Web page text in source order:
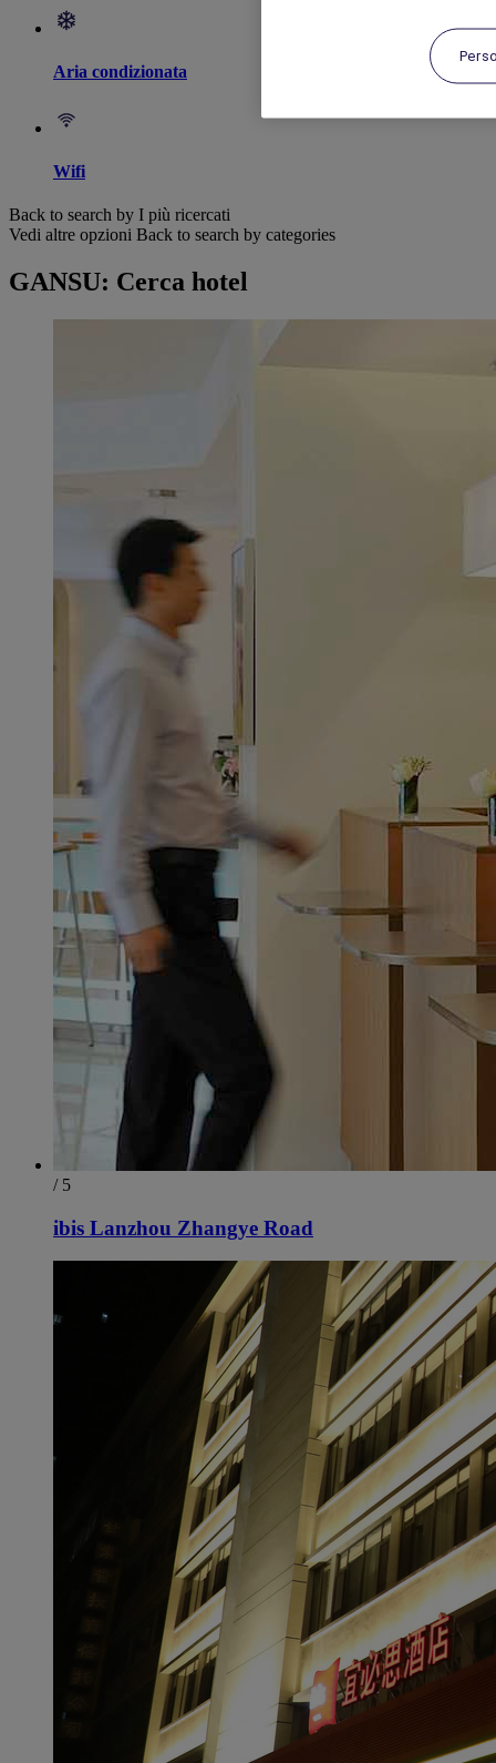
Aria condizionata
Wifi
Back to search by I più ricercati
Vedi altre opzioni Back to search by categories
GANSU: Cerca hotel
/ 5
ibis Lanzhou Zhangye Road